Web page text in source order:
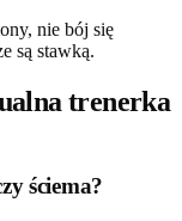
nie bój się
są stawką.
trenerka
ściema?